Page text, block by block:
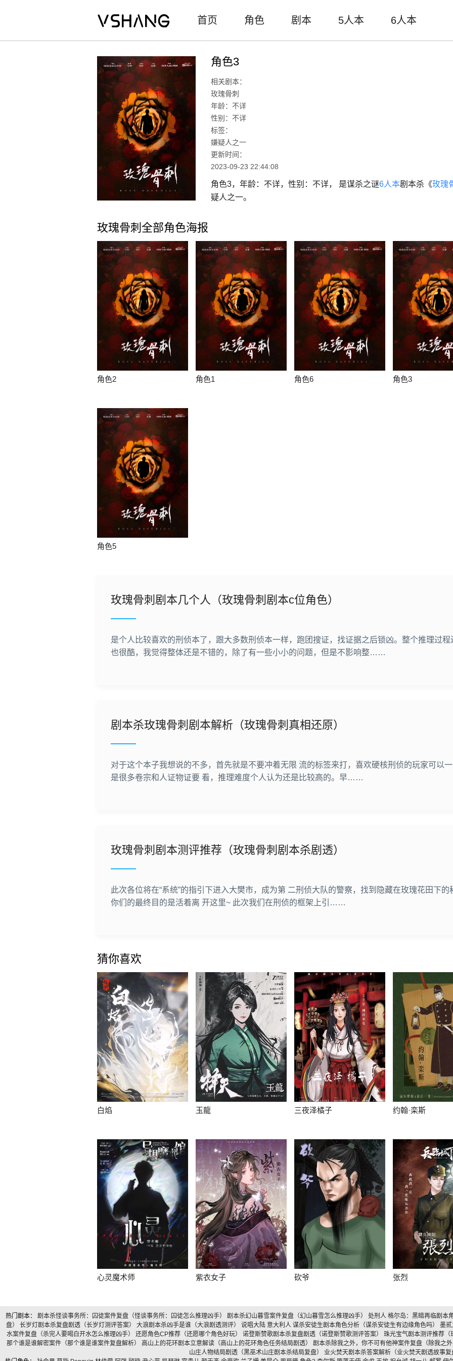
首页 角色 剧本 5人本 6人本
角色3
相关剧本：
玫瑰骨刺
年龄：不详
性别：不详
标签：
嫌疑人之一
更新时间：
2023-09-23 22:44:08
角色3，年龄：不详，性别：不详， 是谋杀之谜6人本剧本杀《玫瑰
疑人之一。
玫瑰骨刺全部角色海报
角色2 角色1 角色6 角色3
角色5
玫瑰骨刺剧本几个人（玫瑰骨刺剧本c位角色）
是个人比较喜欢的刑侦本了，跟大多数刑侦本一样，跑团搜证，找证据之后锁凶。整个推理过
也很酷，我觉得整体还是不错的，除了有一些小小的问题，但是不影响整……
剧本杀玫瑰骨刺剧本解析（玫瑰骨刺真相还原）
对于这个本子我想说的不多，首先就是不要冲着无限 流的标签来打，喜欢硬核刑侦的玩家可以
是很多卷宗和人证物证要 看，推理难度个人认为还是比较高的。早……
玫瑰骨刺剧本测评推荐（玫瑰骨刺剧本杀剧透）
此次各位将在“系统”的指引下进入大樊市，成为第 二刑侦大队的警察，找到隐藏在玫瑰花田下
你们的最终目的是活着离 开这里~ 此次我们在刑侦的框架上引……
猜你喜欢
白焰 玉龍 三夜泽橘子 约翰·栾斯
心灵魔术师 紫衣女子 砍爷 张烈
热门剧本： 剧本杀怪谈事务所：囚徒案件复盘（怪谈事务所：囚徒怎么推理凶手） 剧本杀幻山暮雪案件复盘（幻山暮雪怎么推理凶手） 处刑人 格尔岛：黑暗再临剧本
盘） 长岁灯剧本杀复盘剧透（长岁灯测评答案） 大浪剧本杀凶手是谁（大浪剧透测评） 说唱大陆 意大利人 谋杀安徒生剧本角色分析（谋杀安徒生有边缘角色吗） 墨
水案件复盘（杀完人要喝白开水怎么推理凶手） 还愿角色CP推荐（还愿哪个角色好玩） 诺登斯赞歌剧本杀复盘剧透（诺登斯赞歌测评答案） 珠光宝气剧本测评推荐
那个谁是谁解密案件（那个谁是谁案件复盘解析）
高山上的花环剧本立意解读（高山上的花环角色任务结局剧透） 剧本杀除我之外，你不可有他神案件复盘（除我之
山庄人物结局剧透（黑巫术山庄剧本杀结局复盘） 业火焚天剧本杀答案解析（业火焚天剧透故事